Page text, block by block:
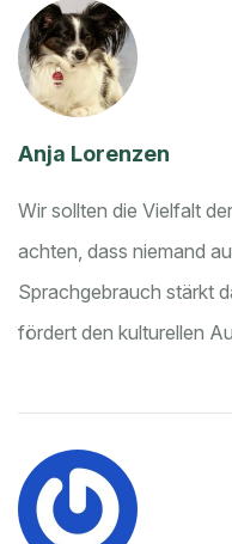
Anja Lorenzen
Wir sollten die Vielfalt
achten, dass niemand
Sprachgebrauch stärkt
fördert den kulturellen